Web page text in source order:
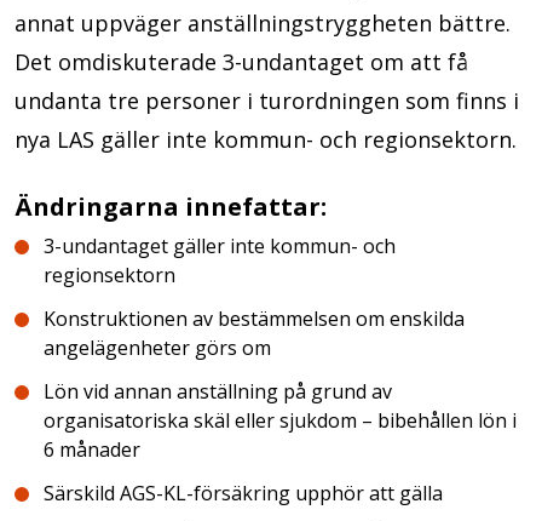
annat uppväger anställningstryggheten bättre.
Det omdiskuterade 3-undantaget om att få
undanta tre personer i turordningen som finns i
nya LAS gäller inte kommun- och regionsektorn.
Ändringarna innefattar:
3-undantaget gäller inte kommun- och
regionsektorn
Konstruktionen av bestämmelsen om enskilda
angelägenheter görs om
Lön vid annan anställning på grund av
organisatoriska skäl eller sjukdom – bibehållen lön i
6 månader
Särskild AGS-KL-försäkring upphör att gälla